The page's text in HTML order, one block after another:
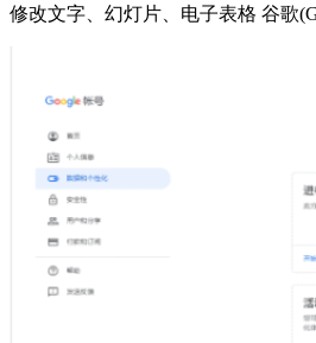
修改文字、幻灯片、电子表格 谷歌